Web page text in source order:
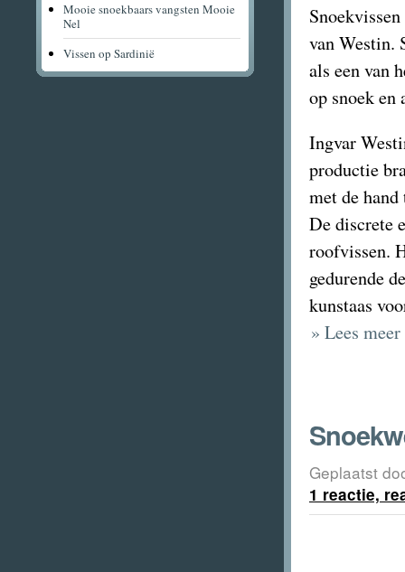
van Westin.
als een van
op snoek en
Ingvar
productie
met de hand
De discrete
roofvissen.
gedurende
kunstaas
» Lees
Geplaatst
1 reactie,
Mooie snoekbaars vangsten Mooie
Nel
Vissen op Sardinië